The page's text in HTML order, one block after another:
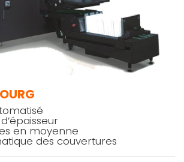
en moyenne
des couvertures